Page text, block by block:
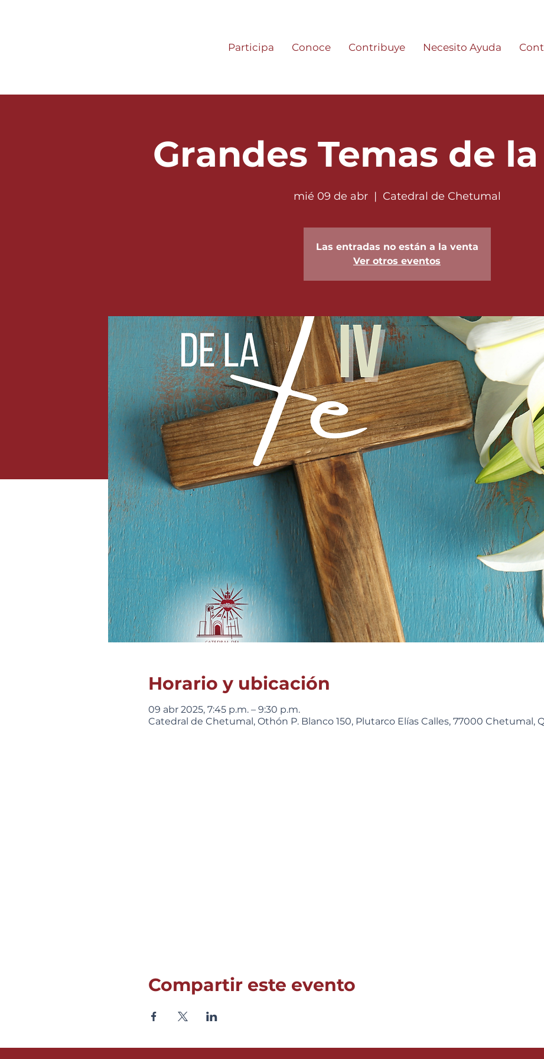
Participa Conoce Contribuye Necesito Ayuda
Grandes Temas de
mié 09 de abr
  |
Catedral de Chetumal
Las entradas no están a la venta
Ver otros eventos
Horario y ubicación
09 abr 2025, 7:45 p.m. – 9:30 p.m.
Catedral de Chetumal, Othón P. Blanco 150, Plutarco Elías Calles, 77000 Chetumal,
Compartir este evento